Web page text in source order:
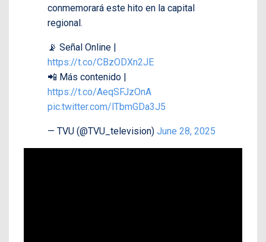
conmemorará este hito en la capital
regional.
📡 Señal Online |
https://t.co/CBzODXn2JE
📲 Más contenido |
https://t.co/AeqSFJzOnA
pic.twitter.com/lTbmGDa3J5
— TVU (@TVU_television) June 28, 2025